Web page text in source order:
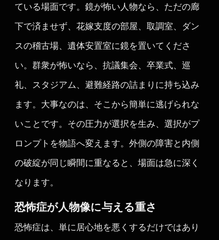
ている場面です。鏡が怖い人物なら、ただの廊
下で済ませず、花嫁支度の部屋、取調室、ダン
スの稽古場、遺体安置室に鏡を置いてくださ
い。群衆が怖いなら、抗議集会、卒業式、巡
礼、スタジアム、避難経路の詰まりに持ち込み
ます。大事なのは、そこから簡単に逃げられな
いことです。その圧力が選択を生み、選択がプ
ロンプトを物語へ変えます。外側の障害と内側
の破綻が同じ瞬間に重なると、場面は急に深く
なります。
恐怖症が人物像に与える重さ
恐怖症は、単に居心地を悪くするだけではあり